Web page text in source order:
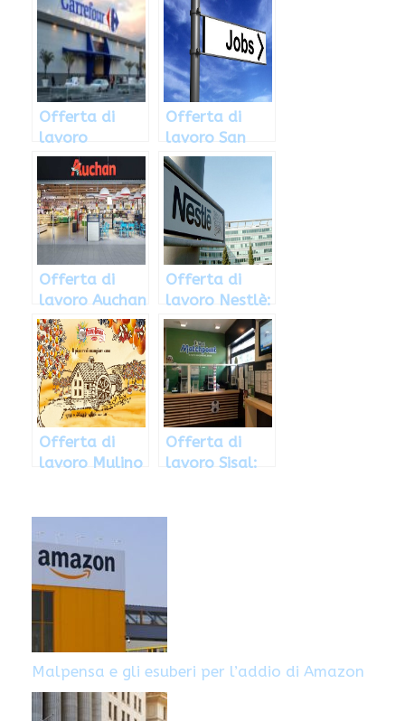
Offerta di
lavoro
Carrefour
2018: le
posizioni
aperte
Offerta di
lavoro San
Carlo: le
posizioni
aperte
Offerta di
lavoro Auchan
febbraio 2018:
le posizioni
disponibili
Offerta di
lavoro Nestlè:
le posizioni
aperte
Offerta di
lavoro Mulino
Offerta di
lavoro Sisal:
Malpensa e gli esuberi per l’addio di Amazon